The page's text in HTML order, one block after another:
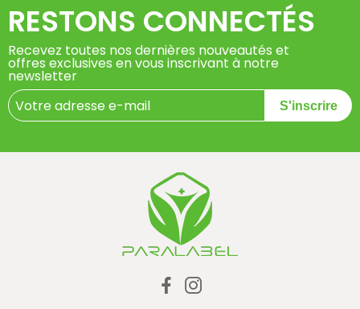
RESTONS CONNECTÉS
Recevez toutes nos dernières nouveautés et
offres exclusives en vous inscrivant à notre
newsletter
S'inscrire